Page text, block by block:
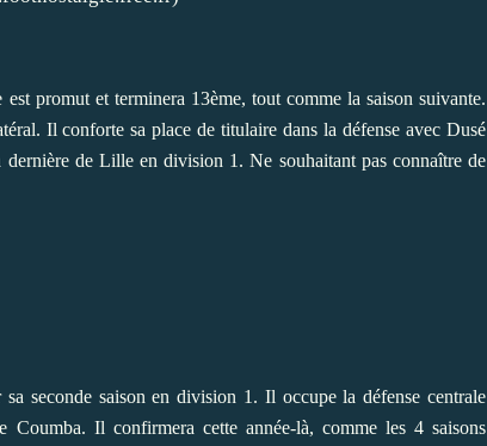
promut et terminera 13ème, tout comme la saison suivante.
Il conforte sa place de titulaire dans la défense avec Dusé
de Lille en division 1. Ne souhaitant pas connaître de
seconde saison en division 1. Il occupe la défense centrale
Il confirmera cette année-là, comme les 4 saisons